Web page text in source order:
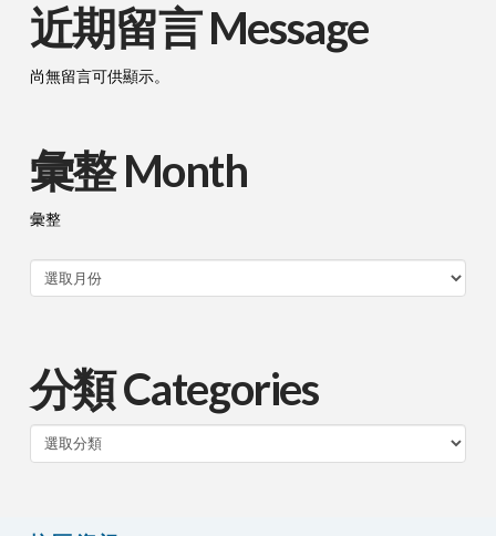
近期留言 Message
尚無留言可供顯示。
彙整 Month
彙整
分類 Categories
類